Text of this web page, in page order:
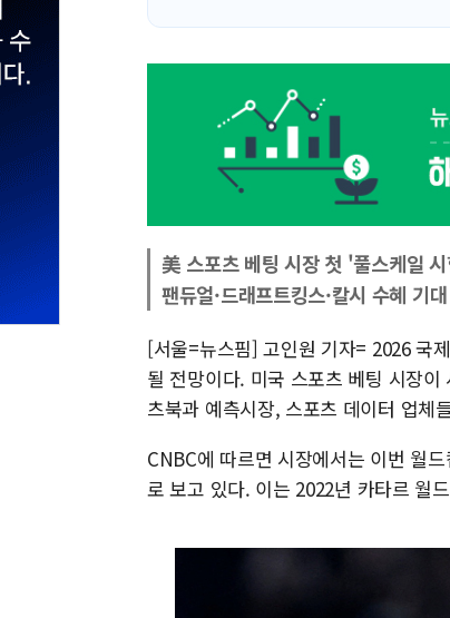
美 스포츠 베팅 시장 첫 '풀스케일
팬듀얼·드래프트킹스·칼시 수혜 기대
[서울=뉴스핌] 고인원 기자= 2026 국
될 전망이다. 미국 스포츠 베팅 시장
츠북과 예측시장, 스포츠 데이터 업체
CNBC에 따르면 시장에서는 이번 월
로 보고 있다. 이는 2022년 카타르 월